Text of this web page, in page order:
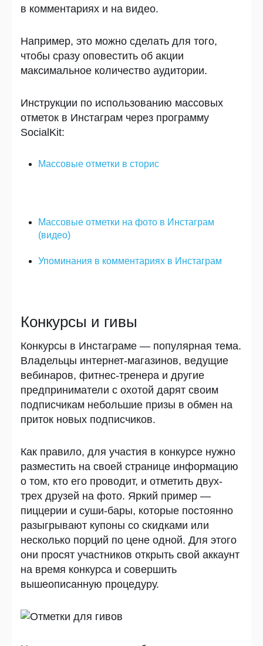
в комментариях и на видео.
Например, это можно сделать для того,
чтобы сразу оповестить об акции
максимальное количество аудитории.
Инструкции по использованию массовых
отметок в Инстаграм через программу
SocialKit:
Массовые отметки в сторис
Массовые отметки на фото в Инстаграм
(видео)
Упоминания в комментариях в Инстаграм
Конкурсы и гивы
Конкурсы в Инстаграме — популярная тема.
Владельцы интернет-магазинов, ведущие
вебинаров, фитнес-тренера и другие
предприниматели с охотой дарят своим
подписчикам небольшие призы в обмен на
приток новых подписчиков.
Как правило, для участия в конкурсе нужно
разместить на своей странице информацию
о том, кто его проводит, и отметить двух-
трех друзей на фото. Яркий пример —
пиццерии и суши-бары, которые постоянно
разыгрывают купоны со скидками или
несколько порций по цене одной. Для этого
они просят участников открыть свой аккаунт
на время конкурса и совершить
вышеописанную процедуру.